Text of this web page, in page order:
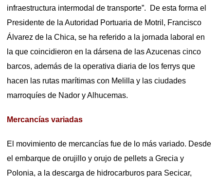
infraestructura intermodal de transporte”. De esta forma el
Presidente de la Autoridad Portuaria de Motril, Francisco
Álvarez de la Chica, se ha referido a la jornada laboral en
la que coincidieron en la dársena de las Azucenas cinco
barcos, además de la operativa diaria de los ferrys que
hacen las rutas marítimas con Melilla y las ciudades
marroquíes de Nador y Alhucemas.
Mercancías variadas
El movimiento de mercancías fue de lo más variado. Desde
el embarque de orujillo y orujo de pellets a Grecia y
Polonia, a la descarga de hidrocarburos para Secicar,